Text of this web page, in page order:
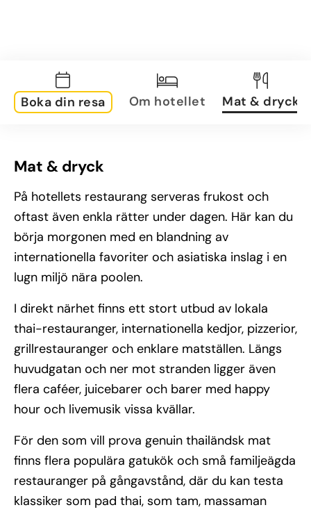
Boka din resa Om hotellet Mat & dryck
Mat & dryck
På hotellets restaurang serveras frukost och
oftast även enkla rätter under dagen. Här kan du
börja morgonen med en blandning av
internationella favoriter och asiatiska inslag i en
lugn miljö nära poolen.
I direkt närhet finns ett stort utbud av lokala
thai-restauranger, internationella kedjor, pizzerior,
grillrestauranger och enklare matställen. Längs
huvudgatan och ner mot stranden ligger även
flera caféer, juicebarer och barer med happy
hour och livemusik vissa kvällar.
För den som vill prova genuin thailändsk mat
finns flera populära gatukök och små familjeägda
restauranger på gångavstånd, där du kan testa
klassiker som pad thai, som tam, massaman